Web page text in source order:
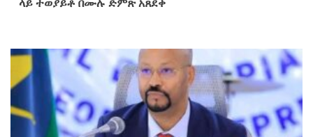
ላይ ተወያይቶ በሙሉ ድምጽ አጸደቀ